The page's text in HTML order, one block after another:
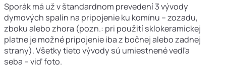
Sporák má už v štandardnom prevedení 3 vývody
dymových spalín na pripojenie ku komínu – zozadu,
zboku alebo zhora (pozn.: pri použití sklokeramickej
platne je možné pripojenie iba z bočnej alebo zadnej
strany). Všetky tieto vývody sú umiestnené vedľa
seba – viď foto.